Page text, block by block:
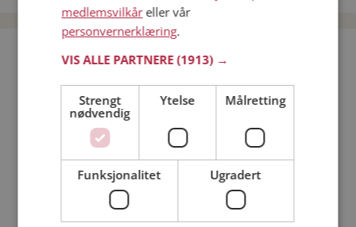
Bli medlem gratis!
Jeg er en: Mann Kvinne
Min alder:
medlemsvilkåreller vår
personvernerklæring.
VIS ALLE PARTNERE(1913) →
Strengt
nødvendig
Ytelse Målretting
Funksjonalitet Ugradert